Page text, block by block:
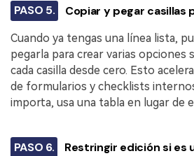
PASO 5. Copiar y pegar casillas
Cuando ya tengas una línea lista,
pegarla para crear varias opciones
cada casilla desde cero. Esto
de formularios y checklists
importa, usa una tabla en lugar de
PASO 6.
Restringir edición si es